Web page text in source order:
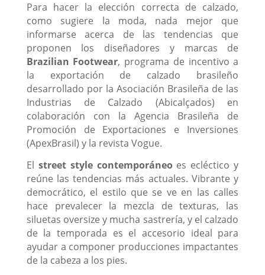
Para hacer la elección correcta de calzado,
como sugiere la moda, nada mejor que
informarse acerca de las tendencias que
proponen los diseñadores y marcas de
Brazilian Footwear, programa de incentivo a
la exportación de calzado brasileño
desarrollado por la Asociación Brasileña de las
Industrias de Calzado (Abicalçados) en
colaboración con la Agencia Brasileña de
Promoción de Exportaciones e Inversiones
(ApexBrasil) y la revista Vogue.
El street style contemporáneoes ecléctico y
reúne las tendencias más actuales. Vibrante y
democrático, el estilo que se ve en las calles
hace prevalecer la mezcla de texturas, las
siluetas oversize y mucha sastrería, y el calzado
de la temporada es el accesorio ideal para
ayudar a componer producciones impactantes
de la cabeza a los pies.